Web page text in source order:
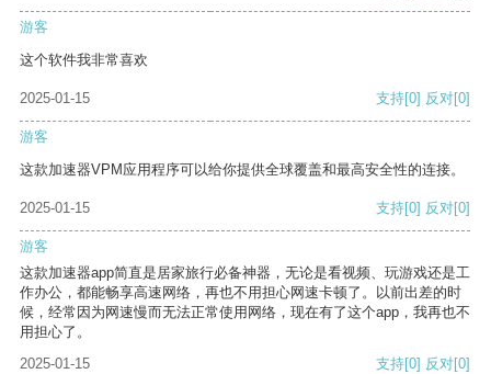
游客
这个软件我非常喜欢
2025-01-15 支持[0] 反对[0]
游客
这款加速器VPM应用程序可以给你提供全球覆盖和最高安全性的连接。
2025-01-15 支持[0] 反对[0]
游客
这款加速器app简直是居家旅行必备神器，无论是看视频、玩游戏还是工
作办公，都能畅享高速网络，再也不用担心网速卡顿了。以前出差的时
候，经常因为网速慢而无法正常使用网络，现在有了这个app，我再也不
用担心了。
2025-01-15
支持[0] 反对[0]